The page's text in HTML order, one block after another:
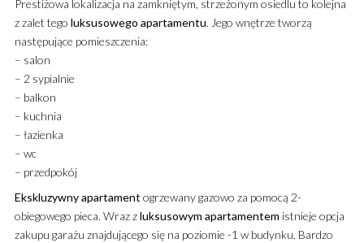
Prestiżowa lokalizacja na zamkniętym, strzeżonym osiedlu to kolejna
z zalet tego luksusowego apartamentu. Jego wnętrze tworzą
następujące pomieszczenia:
– salon
– 2 sypialnie
– balkon
– kuchnia
– łazienka
– wc
– przedpokój
Ekskluzywnyapartament ogrzewany gazowo za pomocą 2-
obiegowego pieca. Wraz zluksusowym apartamentem istnieje opcja
zakupu garażu znajdującego się na poziomie -1 w budynku. Bardzo